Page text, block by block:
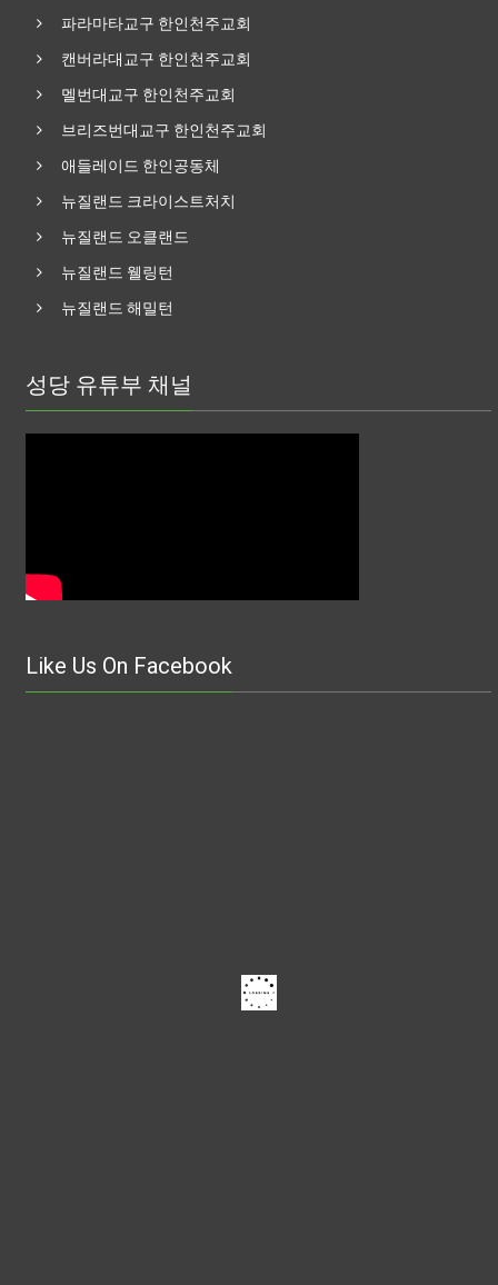
파라마타교구 한인천주교회
캔버라대교구 한인천주교회
멜번대교구 한인천주교회
브리즈번대교구 한인천주교회
애들레이드 한인공동체
뉴질랜드 크라이스트처치
뉴질랜드 오클랜드
뉴질랜드 웰링턴
뉴질랜드 해밀턴
성당 유튜부 채널
Like Us On Facebook